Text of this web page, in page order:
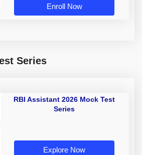
Enroll Now
Series
RBI Assistant 2026 Mock Test
Series
Explore Now